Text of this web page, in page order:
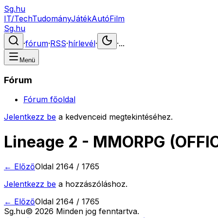
Sg.hu
IT/TechTudományJátékAutóFilm
Sg.hu
·fórum·RSS·hírlevél· ·...
Menü
Fórum
Fórum főoldal
Jelentkezz be a kedvenceid megtekintéséhez.
Lineage 2 - MMORPG
← ElőzőOldal 2164 / 1765
Jelentkezz be a hozzászóláshoz.
← ElőzőOldal 2164 / 1765
Sg.hu© 2026 Minden jog fenntartva.